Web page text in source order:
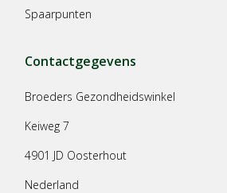
Spaarpunten
Contactgegevens
Broeders Gezondheidswinkel
Keiweg 7
4901 JD Oosterhout
Nederland